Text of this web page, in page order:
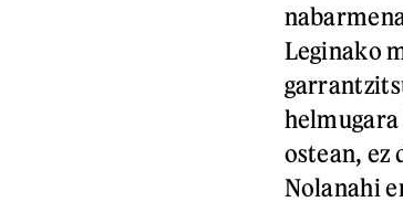
Leginako
ostean,
Nolanahi